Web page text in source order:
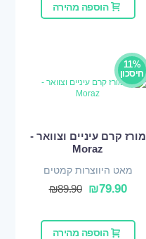
הוספה מהירה
11%
חיסכון
מורז קרם עיניים וצוואר -
Moraz
מאט היווצרות קמטים
₪79.90
₪89.90
הוספה מהירה